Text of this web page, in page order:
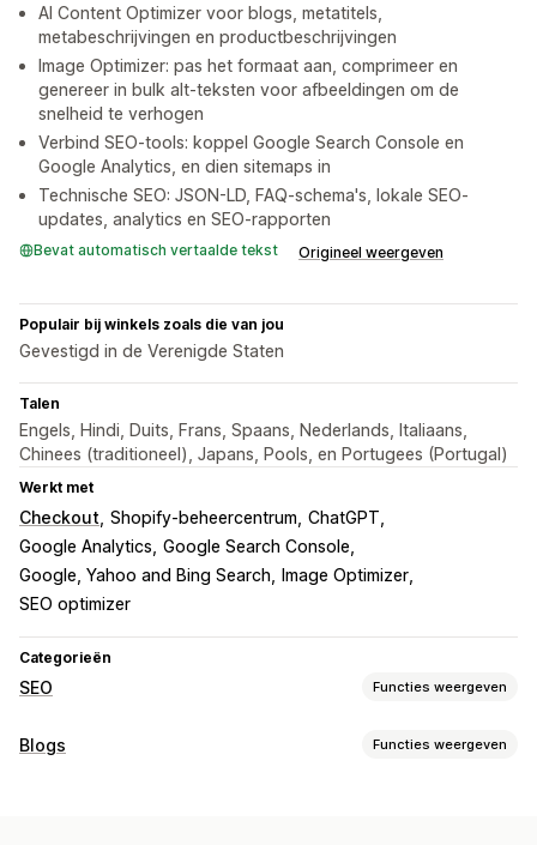
AI Content Optimizer voor blogs, metatitels,
metabeschrijvingen en productbeschrijvingen
Image Optimizer: pas het formaat aan, comprimeer en
genereer in bulk alt-teksten voor afbeeldingen om de
snelheid te verhogen
Verbind SEO-tools: koppel Google Search Console en
Google Analytics, en dien sitemaps in
Technische SEO: JSON-LD, FAQ-schema's, lokale SEO-
updates, analytics en SEO-rapporten
Bevat automatisch vertaalde tekst Origineel weergeven
Populair bij winkels zoals die van jou
Gevestigd in de Verenigde Staten
Talen
Engels, Hindi, Duits, Frans, Spaans, Nederlands, Italiaans,
Chinees (traditioneel), Japans, Pools, en Portugees (Portugal)
Werkt met
Checkout Shopify-beheercentrum ChatGPT
Google Analytics Google Search Console
Google, Yahoo and Bing Search
Image Optimizer
SEO optimizer
Categorieën
SEO Functies weergeven
SEO-tools
Blogs Functies weergeven